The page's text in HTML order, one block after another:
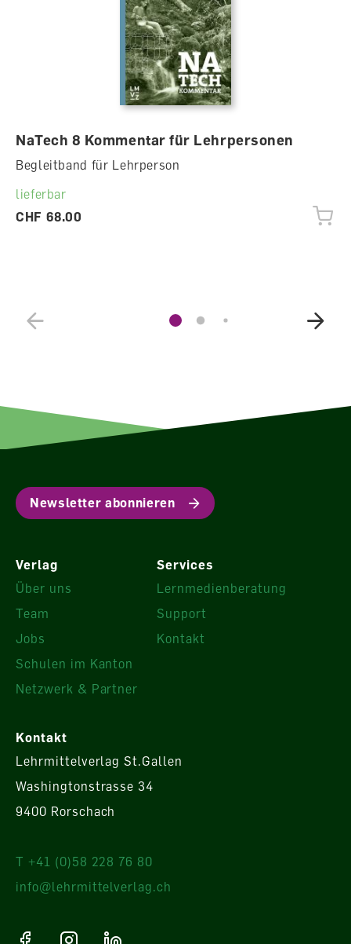
NaTech 8 Kommentar für Lehrpersonen
Begleitband für Lehrperson
lieferbar
CHF 68.00
Newsletter abonnieren
Verlag
Über uns
Team
Jobs
Schulen im Kanton
Netzwerk & Partner
Services
Lernmedienberatung
Support
Kontakt
Kontakt
Lehrmittelverlag St.Gallen
Washingtonstrasse 34
9400 Rorschach
T +41 (0)58 228 76 80
info@lehrmittelverlag.ch